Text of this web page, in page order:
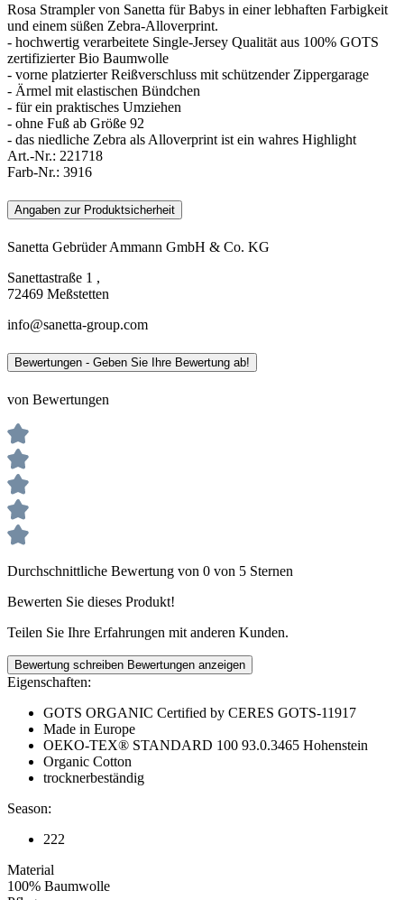
Rosa Strampler von Sanetta für Babys in einer lebhaften Farbigkeit
und einem süßen Zebra-Alloverprint.
- hochwertig verarbeitete Single-Jersey Qualität aus 100% GOTS
zertifizierter Bio Baumwolle
- vorne platzierter Reißverschluss mit schützender Zippergarage
- Ärmel mit elastischen Bündchen
- für ein praktisches Umziehen
- ohne Fuß ab Größe 92
- das niedliche Zebra als Alloverprint ist ein wahres Highlight
Art.-Nr.: 221718
Farb-Nr.: 3916
Angaben zur Produktsicherheit
Sanetta Gebrüder Ammann GmbH & Co. KG
Sanettastraße 1 ,
72469 Meßstetten
info@sanetta-group.com
Bewertungen - Geben Sie Ihre Bewertung ab!
von Bewertungen
Durchschnittliche Bewertung von 0 von 5 Sternen
Bewerten Sie dieses Produkt!
Teilen Sie Ihre Erfahrungen mit anderen Kunden.
Bewertung schreiben Bewertungen anzeigen
Eigenschaften:
GOTS ORGANIC Certified by CERES GOTS-11917
Made in Europe
OEKO-TEX® STANDARD 100 93.0.3465 Hohenstein
Organic Cotton
trocknerbeständig
Season:
222
Material
100% Baumwolle